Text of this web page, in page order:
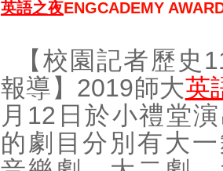
英語之夜ENGCADEMY
【校園記者歷史
報導】2019師大英
月12日於小禮堂
的劇目分別有大